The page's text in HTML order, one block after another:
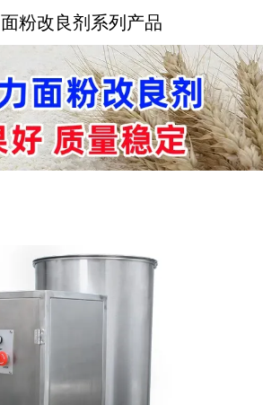
面粉改良剂系列产品